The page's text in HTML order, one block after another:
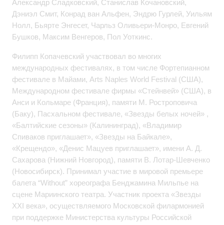
Александр Сладковский, Станислав Кочановский,
Дэниэл Смит, Конрад ван Альфен, Эндрю Гурлей, Уильям
Нолл, Бьярте Энгесет, Чарльз Оливьери-Монро, Евгений
Бушков, Максим Венгеров, Пол Уоткинс.
Филипп Копачевский участвовал во многих
международных фестивалях, в том числе Фортепианном
фестивале в Майами, Arts Naples World Festival (США),
Международном фестивале фирмы «Стейнвей» (США), в
Анси и Кольмаре (Франция), памяти М. Ростроповича
(Баку), Пасхальном фестивале, «Звезды белых ночей» ,
«Балтийские сезоны» (Калининград), «Владимир
Спиваков приглашает», «Звезды на Байкале»,
«Крещендо», «Денис Мацуев приглашает», имени А. Д.
Сахарова (Нижний Новгород), памяти В. Лотар-Шевченко
(Новосибирск). Принимал участие в мировой премьере
балета “Without” хореографа Бенджамина Мильпье на
сцене Мариинского театра. Участник проекта «Звезды
XXI века», осуществляемого Московской филармонией
при поддержке Министерства культуры Российской